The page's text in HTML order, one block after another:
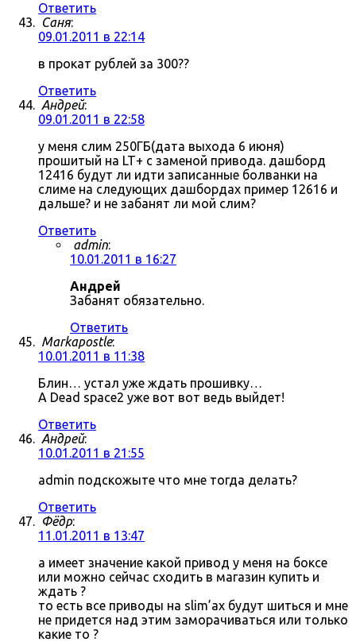
Ответить
Саня:
09.01.2011 в 22:14
в прокат рублей за 300??
Ответить
Андрей:
09.01.2011 в 22:58
у меня слим 250ГБ(дата выхода 6 июня)
прошитый на LT+ с заменой привода. дашборд
12416 будут ли идти записанные болванки на
слиме на следующих дашбордах пример 12616 и
дальше? и не забанят ли мой слим?
Ответить
admin:
10.01.2011 в 16:27
Андрей
Забанят обязательно.
Ответить
Markapostle:
10.01.2011 в 11:38
Блин… устал уже ждать прошивку…
А Dead space2 уже вот вот ведь выйдет!
Ответить
Андрей:
10.01.2011 в 21:55
admin подскожыте что мне тогда делать?
Ответить
Фёдр:
11.01.2011 в 13:47
а имеет значение какой привод у меня на боксе
или можно сейчас сходить в магазин купить и
ждать ?
то есть все приводы на slim’ах будут шиться и мне
не придется над этим заморачиваться или только
какие то ?